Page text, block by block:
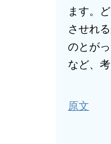
ます。
させれ
のとが
など、
原文